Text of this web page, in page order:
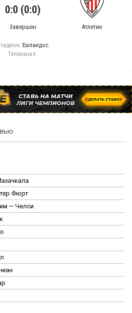
0:0 (0:0)
Завершен Атлетик
Балаидос
Телеканал:
Фюрт
— Челси